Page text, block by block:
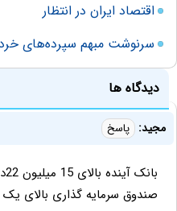
اقتصاد ايران در انتظار
سرنوشت مبهم سپرده‌های
دیدگاه ها
مجید: پاسخ
صندوق سرمایه گذاری بالای یک میلیون 20